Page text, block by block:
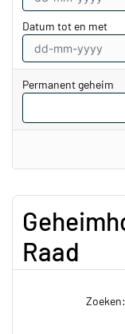
Datum tot en met
Permanent geheim
Raad
Zoeken: